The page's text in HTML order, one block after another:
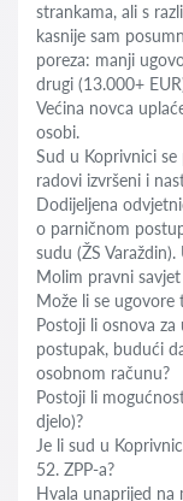
strankama, ali s
kasnije sam
poreza: manji
drugi (13.000+
Većina novca
osobi.
Sud u Koprivnici se
radovi izvršeni i
Dodijeljena
o parničnom
sudu (ŽS
Molim pravni
Može li se
Postoji li osnova
postupak, budući
osobnom računu?
Postoji li
djelo)?
Je li sud u
52. ZPP-a?
Hvala unaprijed na